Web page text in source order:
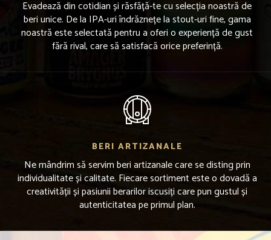
Evadează din cotidian și răsfăță-te cu selecția noastră de
beri unice. De la IPA-uri îndrăznețe la stout-uri fine, gama
noastră este selectată pentru a oferi o experiență de gust
fără rival, care să satisfacă orice preferință.
BERI ARTIZANALE
Ne mândrim să servim beri artizanale care se disting prin
individualitate și calitate. Fiecare sortiment este o dovadă a
creativității și pasiunii berarilor iscusiți care pun gustul și
autenticitatea pe primul plan.